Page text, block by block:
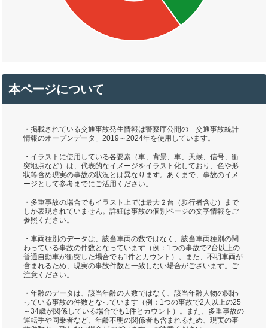
本ページについて
・掲載されている交通事故発生情報は警察庁公開の「交通事故統計
情報のオープンデータ」2019～2024年を使用しています。
・イラストに使用している各要素（車、背景、車、天候、信号、衝
突地点など）は、代表的なイメージをイラスト化しており、色や形
状等含め現実の事故の状況とは異なります。あくまで、事故のイメ
ージとして参考までにご活用ください。
・多重事故の場合でもイラスト上では最大２台（歩行者含む）まで
しか表現されていません。詳細は事故の個別ページの文字情報をご
参照ください。
・車両種別のデータは、該当車両の数ではなく、該当車両種別の関
わっている事故の件数となっています（例：1つの事故で2台以上の
普通自動車が衝突した場合でも1件とカウント）。また、不明車両が
含まれるため、現実の事故件数と一致しない場合がございます。ご
注意ください。
・年齢のデータは、該当年齢の人数ではなく、該当年齢人物の関わ
っている事故の件数となっています（例：1つの事故で2人以上の25
～34歳が関係している場合でも1件とカウント）。また、多重事故の
運転手や同乗者など、年齢不明の関係者も含まれるため、現実の事